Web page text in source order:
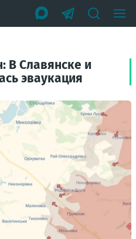
В Славянске и
эваукация